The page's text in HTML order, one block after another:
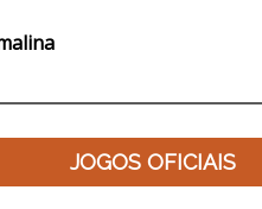
JOGOS OFICIAIS